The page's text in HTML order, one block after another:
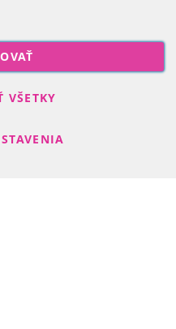
VŠETKY